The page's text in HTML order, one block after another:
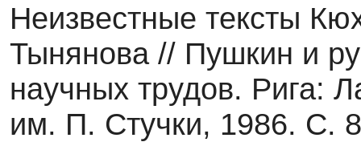
Неизвестные тексты
Тынянова // Пушкин и
научных трудов. Рига:
им. П. Стучки, 1986. С.